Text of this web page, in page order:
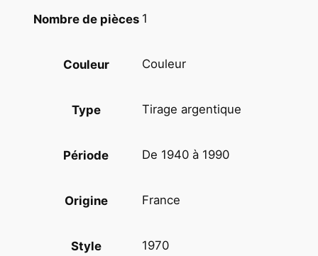
Nombre de pièces 1
Couleur Couleur
Type Tirage argentique
Période De 1940 à 1990
Origine France
Style 1970